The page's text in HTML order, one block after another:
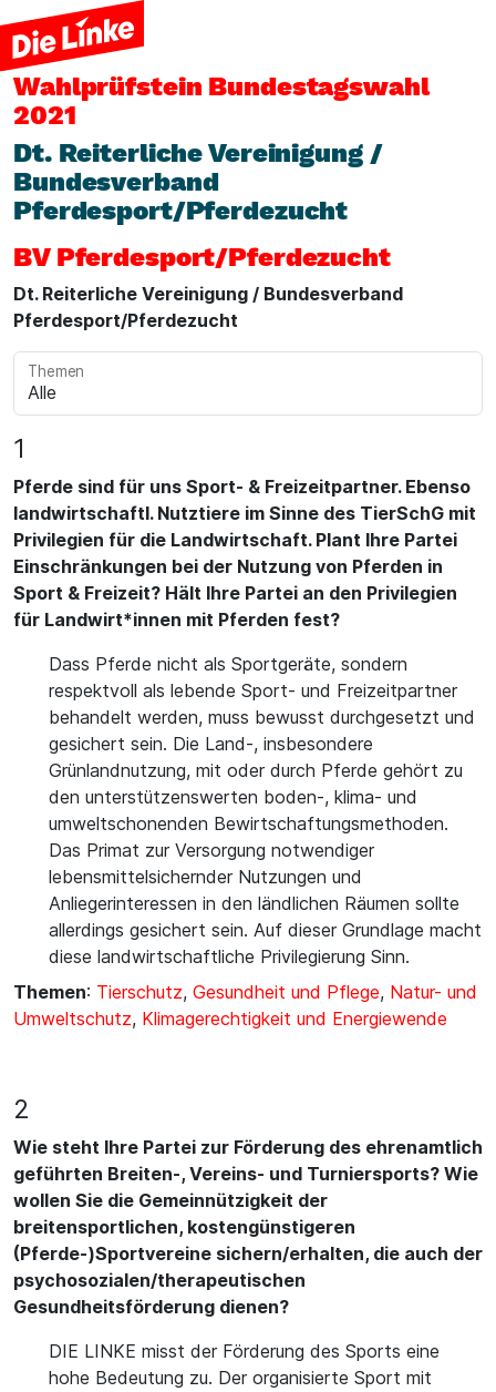
Wahlprüfstein Bundestagswahl
2021
Dt. Reiterliche Vereinigung /
Bundesverband
Pferdesport/Pferdezucht
BV Pferdesport/Pferdezucht
Dt. Reiterliche Vereinigung / Bundesverband
Pferdesport/Pferdezucht
Themen
1
Pferde sind für uns Sport- & Freizeitpartner. Ebenso
landwirtschaftl. Nutztiere im Sinne des TierSchG mit
Privilegien für die Landwirtschaft. Plant Ihre Partei
Einschränkungen bei der Nutzung von Pferden in
Sport & Freizeit? Hält Ihre Partei an den Privilegien
für Landwirt*innen mit Pferden fest?
Dass Pferde nicht als Sportgeräte, sondern
respektvoll als lebende Sport- und Freizeitpartner
behandelt werden, muss bewusst durchgesetzt und
gesichert sein. Die Land-, insbesondere
Grünlandnutzung, mit oder durch Pferde gehört zu
den unterstützenswerten boden-, klima- und
umweltschonenden Bewirtschaftungsmethoden.
Das Primat zur Versorgung notwendiger
lebensmittelsichernder Nutzungen und
Anliegerinteressen in den ländlichen Räumen sollte
allerdings gesichert sein. Auf dieser Grundlage macht
diese landwirtschaftliche Privilegierung Sinn.
Themen: Tierschutz, Gesundheit und Pflege, Natur- und
Umweltschutz, Klimagerechtigkeit und Energiewende
2
Wie steht Ihre Partei zur Förderung des ehrenamtlich
geführten Breiten-, Vereins- und Turniersports? Wie
wollen Sie die Gemeinnützigkeit der
breitensportlichen, kostengünstigeren
(Pferde-)Sportvereine sichern/erhalten, die auch der
psychosozialen/therapeutischen
Gesundheitsförderung dienen?
DIE LINKE misst der Förderung des Sports eine
hohe Bedeutung zu. Der organisierte Sport mit